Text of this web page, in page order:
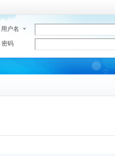
用户名
密码